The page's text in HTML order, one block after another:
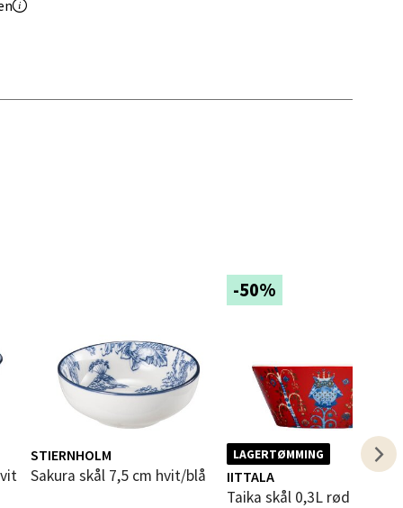
STIERNHOLM
Sakura skål 7,5 cm hvit/blå
-50%
LAGERTØMMING
IITTALA
Taika skål 0,3L rød